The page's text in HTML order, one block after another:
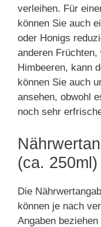
verleihen. Für
können Sie auch
oder Honigs
anderen
Himbeeren, kann
können Sie auch
ansehen, obwohl
noch sehr
(ca. 250ml)
Die
können je nach
Angaben